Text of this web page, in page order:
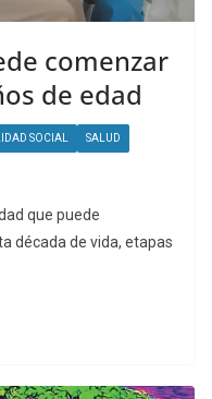
comenzar
de edad
SOCIAL SALUD
que puede
década de vida, etapas